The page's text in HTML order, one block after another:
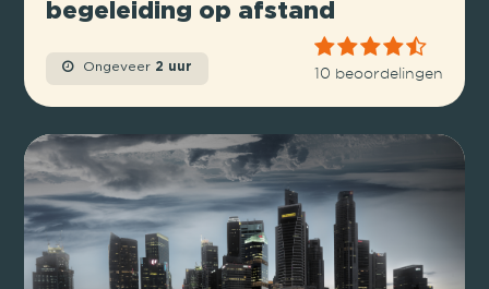
begeleiding op afstand
Ongeveer 2 uur 10 beoordelingen